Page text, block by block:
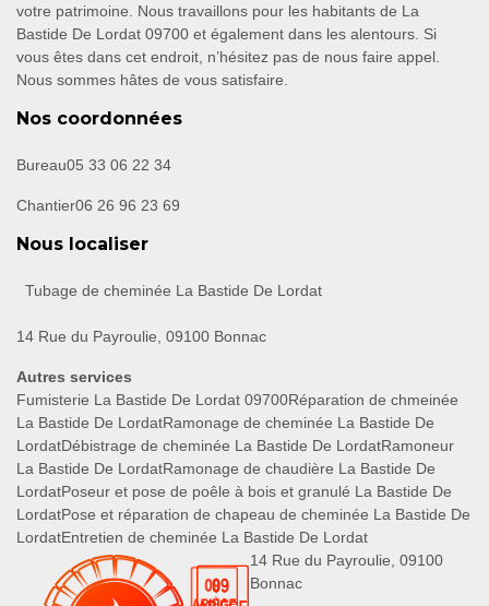
votre patrimoine. Nous travaillons pour les habitants de La
Bastide De Lordat 09700 et également dans les alentours. Si
vous êtes dans cet endroit, n’hésitez pas de nous faire appel.
Nous sommes hâtes de vous satisfaire.
Nos coordonnées
Bureau05 33 06 22 34
Chantier06 26 96 23 69
Nous localiser
Tubage de cheminée La Bastide De Lordat
14 Rue du Payroulie, 09100 Bonnac
Autres services
Fumisterie La Bastide De Lordat 09700Réparation de chmeinée
La Bastide De LordatRamonage de cheminée La Bastide De
LordatDébistrage de cheminée La Bastide De LordatRamoneur
La Bastide De LordatRamonage de chaudière La Bastide De
LordatPoseur et pose de poêle à bois et granulé La Bastide De
LordatPose et réparation de chapeau de cheminée La Bastide De
LordatEntretien de cheminée La Bastide De Lordat
14 Rue du Payroulie, 09100
Bonnac